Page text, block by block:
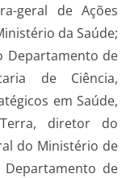
geral de Ações
da Saúde;
Departamento de
de Ciência,
em Saúde,
diretor do
do Ministério de
de